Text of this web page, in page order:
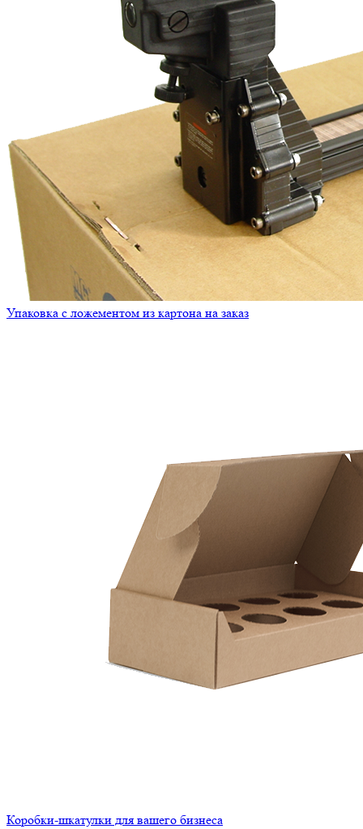
Упаковка с ложементом из картона на заказ
Коробки-шкатулки для вашего бизнеса